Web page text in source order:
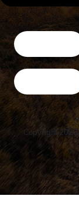
Copyright 2026